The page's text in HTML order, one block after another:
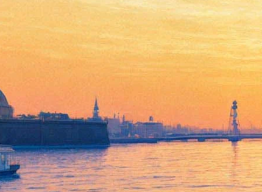
престолов» приедет в
Петербург
Версия для печати
Актёр Иван Реон, сыгравший Рамси Сноу в «Игре
престолов», приедет в Петербург на Comic Con. Об этом
сообщается в официальной группе фестиваля. Один из самых
жестоких персонажей саги по мотивам произведений
Джорджа Мартина появится в «Ленэкспо» 18 и 19 мая.